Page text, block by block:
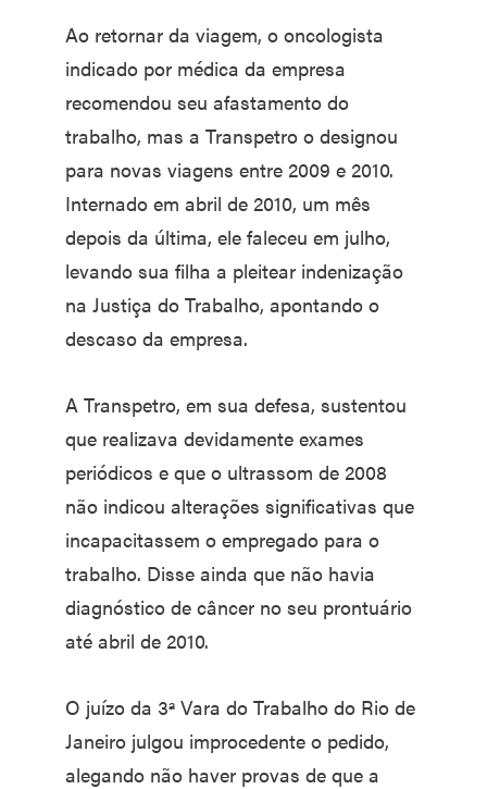
Ao retornar da viagem, o oncologista
indicado por médica da empresa
recomendou seu afastamento do
trabalho, mas a Transpetro o designou
para novas viagens entre 2009 e 2010.
Internado em abril de 2010, um mês
depois da última, ele faleceu em julho,
levando sua filha a pleitear indenização
na Justiça do Trabalho, apontando o
descaso da empresa.
A Transpetro, em sua defesa, sustentou
que realizava devidamente exames
periódicos e que o ultrassom de 2008
não indicou alterações significativas que
incapacitassem o empregado para o
trabalho. Disse ainda que não havia
diagnóstico de câncer no seu prontuário
até abril de 2010.
O juízo da 3ª Vara do Trabalho do Rio de
Janeiro julgou improcedente o pedido,
alegando não haver provas de que a